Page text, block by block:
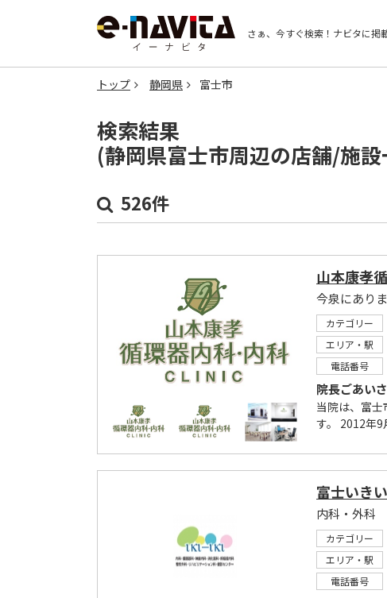
さぁ、今すぐ検索！ ナビタに掲
トップ 静岡県 富士市
検索結果
(静岡県富士市周辺の店舗/施設
526件
山本康孝
今泉にあり
カテゴリー
エリア・駅
電話番号
院長ごあい
当院は、富
す。 2012年
富士いき
内科・外科
カテゴリー
エリア・駅
電話番号